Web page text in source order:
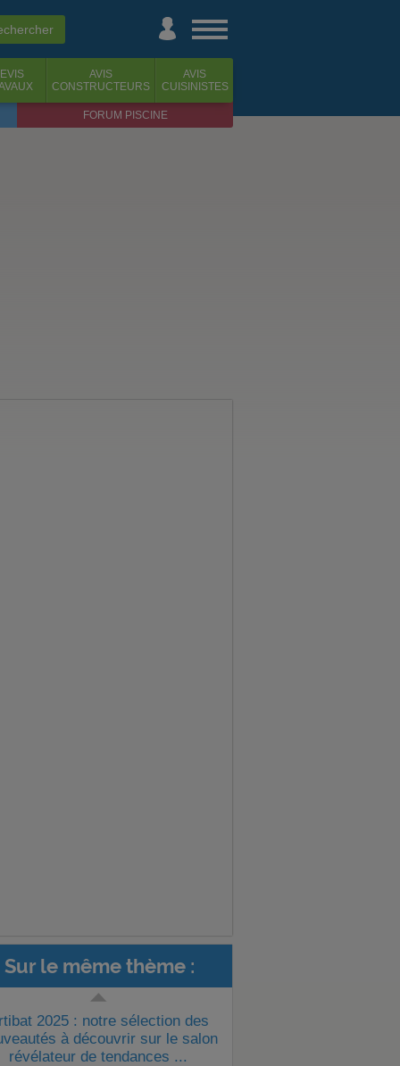
AVIS
CONSTRUCTEURS
AVIS
CUISINISTES
FORUM PISCINE
Sur le même thème :
2025 : notre sélection des
à découvrir sur le salon
révélateur de tendances ...